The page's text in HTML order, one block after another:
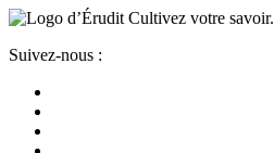
Cultivez votre savoir.
Suivez-nous :